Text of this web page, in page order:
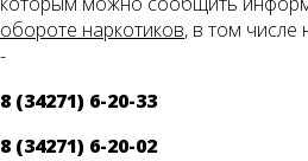
обороте наркотиков, в том числе
-
8 (34271) 6-20-33
8 (34271) 6-20-02